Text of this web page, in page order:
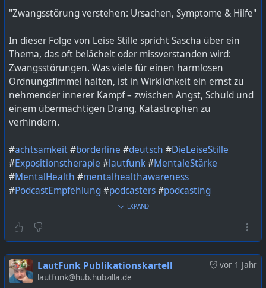
"Zwangsstörung verstehen: Ursachen, Symptome & Hilfe"
In dieser Folge von Leise Stille spricht Sascha über ein
Thema, das oft belächelt oder missverstanden wird:
Zwangsstörungen. Was viele für einen harmlosen
Ordnungsfimmel halten, ist in Wirklichkeit ein ernst zu
nehmender innerer Kampf – zwischen Angst, Schuld und
einem übermächtigen Drang, Katastrophen zu
verhindern.
#achtsamkeit#borderline #deutsch #DieLeiseStille
#Expositionstherapie #lautfunk#MentaleStärke
#MentalHealth #mentalhealthawareness
#PodcastEmpfehlung#podcasters#podcasting
PsychischeGesundheit
Zwangsgedanken
#Zwangsstörung
Bild KI generiert mit ChatGPT
EXPAND
vor 1 Jahr
LautFunk Publikationskartell
lautfunk@hub.hubzilla.de